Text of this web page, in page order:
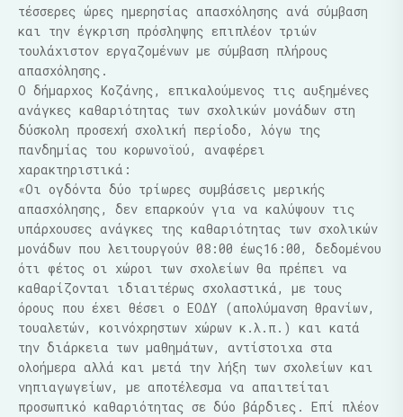
τέσσερες ώρες ημερησίας απασχόλησης ανά σύμβαση
και την έγκριση πρόσληψης επιπλέον τριών
τουλάχιστον εργαζομένων με σύμβαση πλήρους
απασχόλησης.
Ο δήμαρχος Κοζάνης, επικαλούμενος τις αυξημένες
ανάγκες καθαριότητας των σχολικών μονάδων στη
δύσκολη προσεχή σχολική περίοδο, λόγω της
πανδημίας του κορωνοϊού, αναφέρει
χαρακτηριστικά:
«Οι ογδόντα δύο τρίωρες συμβάσεις μερικής
απασχόλησης, δεν επαρκούν για να καλύψουν τις
υπάρχουσες ανάγκες της καθαριότητας των σχολικών
μονάδων που λειτουργούν 08:00 έως16:00, δεδομένου
ότι φέτος οι χώροι των σχολείων θα πρέπει να
καθαρίζονται ιδιαιτέρως σχολαστικά, με τους
όρους που έχει θέσει ο ΕΟΔΥ (απολύμανση θρανίων,
τουαλετών, κοινόχρηστων χώρων κ.λ.π.) και κατά
την διάρκεια των μαθημάτων, αντίστοιχα στα
ολοήμερα αλλά και μετά την λήξη των σχολείων και
νηπιαγωγείων, με αποτέλεσμα να απαιτείται
προσωπικό καθαριότητας σε δύο βάρδιες. Επί πλέον